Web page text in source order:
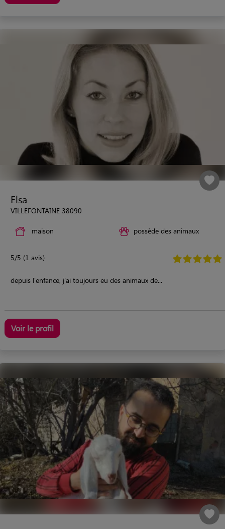
Elsa
VILLEFONTAINE 38090
maison possède des animaux
5/5 (1 avis)
depuis l'enfance, j'ai toujours eu des animaux de...
Voir le profil